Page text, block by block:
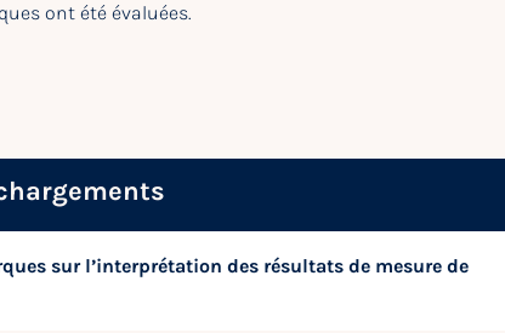
ont été évaluées.
sur l’interprétation des résultats de mesure de